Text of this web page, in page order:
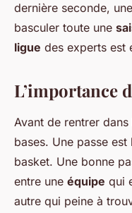
dernière seconde,
basculer toute une
ligue des experts est
L’importance
Avant de rentrer
bases. Une passe est
basket. Une bonne
entre une équipe qui
autre qui peine à